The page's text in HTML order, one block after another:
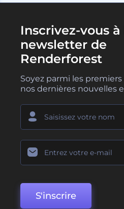
Inscrivez-vous à
newsletter de
Renderforest
Soyez parmi les premiers
nos dernières nouvelles
S'inscrire